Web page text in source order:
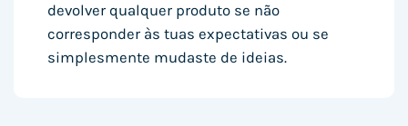
devolver qualquer produto se não
corresponder às tuas expectativas ou se
simplesmente mudaste de ideias.